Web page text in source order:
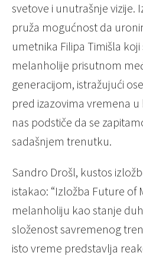
svetove i unutrašnje vizije.
pruža mogućnost da
umetnika Filipa Timišla
melanholije prisutnom
generacijom, istražujući
pred izazovima vremena
nas podstiče da se
sadašnjem trenutku.
Sandro Drošl, kustos
istakao: “Izložba Future of
melanholiju kao stanje
složenost savremenog
isto vreme predstavlja